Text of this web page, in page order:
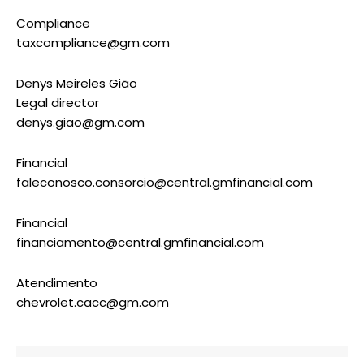
Compliance
taxcompliance@gm.com
Denys Meireles Gião
Legal director
denys.giao@gm.com
Financial
faleconosco.consorcio@central.gmfinancial.com
Financial
financiamento@central.gmfinancial.com
Atendimento
chevrolet.cacc@gm.com